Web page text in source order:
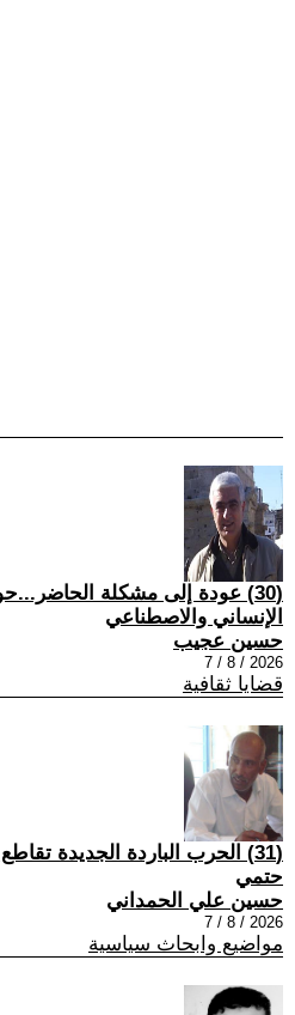
(30) عودة إلى مشكلة
الإنساني والاصطناعي
حسين عجيب
2026 / 8 / 7
قضايا ثقافية
(31) الحرب الباردة الجديدة
حتمي
حسين علي الحمداني
2026 / 8 / 7
مواضيع وابحاث سياسية